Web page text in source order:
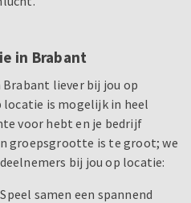
in Brabant
liever bij jou op
locatie is mogelijk in heel
voor hebt en je bedrijf
groepsgrootte is te groot; we
bij jou op locatie:
Speel samen een spannend